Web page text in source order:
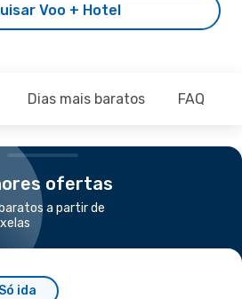
Voo + Hotel
Dias mais baratos FAQ
ofertas
a partir de
Só ida